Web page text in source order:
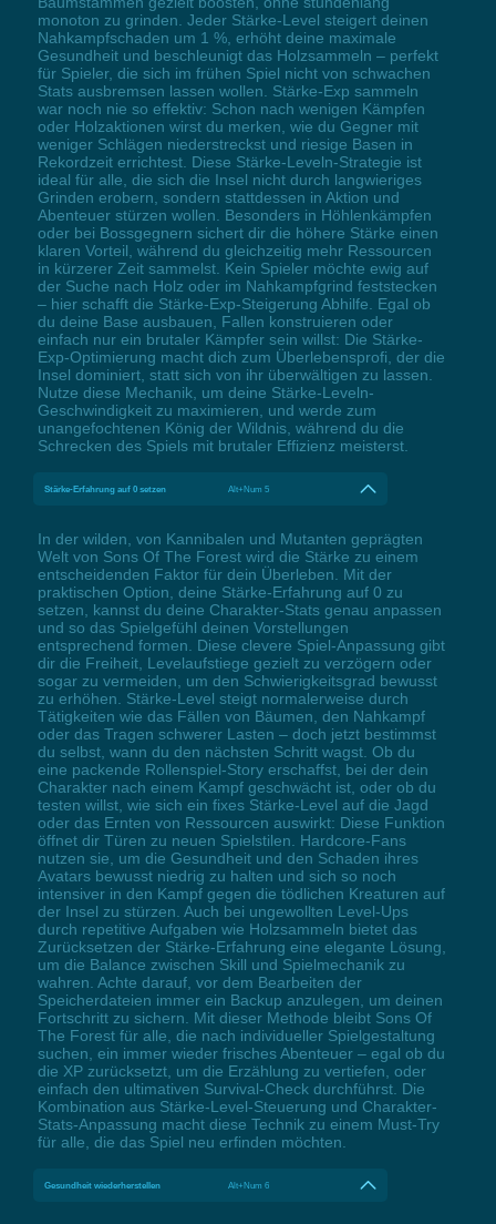
monoton zu grinden. Jeder Stärke-Level steigert deinen
Nahkampfschaden um 1 %, erhöht deine maximale
Gesundheit und beschleunigt das Holzsammeln – perfekt
für Spieler, die sich im frühen Spiel nicht von schwachen
Stats ausbremsen lassen wollen. Stärke-Exp sammeln
war noch nie so effektiv: Schon nach wenigen Kämpfen
oder Holzaktionen wirst du merken, wie du Gegner mit
weniger Schlägen niederstreckst und riesige Basen in
Rekordzeit errichtest. Diese Stärke-Leveln-Strategie ist
ideal für alle, die sich die Insel nicht durch langwieriges
Grinden erobern, sondern stattdessen in Aktion und
Abenteuer stürzen wollen. Besonders in Höhlenkämpfen
oder bei Bossgegnern sichert dir die höhere Stärke einen
klaren Vorteil, während du gleichzeitig mehr Ressourcen
in kürzerer Zeit sammelst. Kein Spieler möchte ewig auf
der Suche nach Holz oder im Nahkampfgrind feststecken
– hier schafft die Stärke-Exp-Steigerung Abhilfe. Egal ob
du deine Base ausbauen, Fallen konstruieren oder
einfach nur ein brutaler Kämpfer sein willst: Die Stärke-
Exp-Optimierung macht dich zum Überlebensprofi, der die
Insel dominiert, statt sich von ihr überwältigen zu lassen.
Nutze diese Mechanik, um deine Stärke-Leveln-
Geschwindigkeit zu maximieren, und werde zum
unangefochtenen König der Wildnis, während du die
Schrecken des Spiels mit brutaler Effizienz meisterst.
Stärke-Erfahrung auf 0 setzen Alt+Num 5
In der wilden, von Kannibalen und Mutanten geprägten
Welt von Sons Of The Forest wird die Stärke zu einem
entscheidenden Faktor für dein Überleben. Mit der
praktischen Option, deine Stärke-Erfahrung auf 0 zu
setzen, kannst du deine Charakter-Stats genau anpassen
und so das Spielgefühl deinen Vorstellungen
entsprechend formen. Diese clevere Spiel-Anpassung gibt
dir die Freiheit, Levelaufstiege gezielt zu verzögern oder
sogar zu vermeiden, um den Schwierigkeitsgrad bewusst
zu erhöhen. Stärke-Level steigt normalerweise durch
Tätigkeiten wie das Fällen von Bäumen, den Nahkampf
oder das Tragen schwerer Lasten – doch jetzt bestimmst
du selbst, wann du den nächsten Schritt wagst. Ob du
eine packende Rollenspiel-Story erschaffst, bei der dein
Charakter nach einem Kampf geschwächt ist, oder ob du
testen willst, wie sich ein fixes Stärke-Level auf die Jagd
oder das Ernten von Ressourcen auswirkt: Diese Funktion
öffnet dir Türen zu neuen Spielstilen. Hardcore-Fans
nutzen sie, um die Gesundheit und den Schaden ihres
Avatars bewusst niedrig zu halten und sich so noch
intensiver in den Kampf gegen die tödlichen Kreaturen auf
der Insel zu stürzen. Auch bei ungewollten Level-Ups
durch repetitive Aufgaben wie Holzsammeln bietet das
Zurücksetzen der Stärke-Erfahrung eine elegante Lösung,
um die Balance zwischen Skill und Spielmechanik zu
wahren. Achte darauf, vor dem Bearbeiten der
Speicherdateien immer ein Backup anzulegen, um deinen
Fortschritt zu sichern. Mit dieser Methode bleibt Sons Of
The Forest für alle, die nach individueller Spielgestaltung
suchen, ein immer wieder frisches Abenteuer – egal ob du
die XP zurücksetzt, um die Erzählung zu vertiefen, oder
einfach den ultimativen Survival-Check durchführst. Die
Kombination aus Stärke-Level-Steuerung und Charakter-
Stats-Anpassung macht diese Technik zu einem Must-Try
für alle, die das Spiel neu erfinden möchten.
Gesundheit wiederherstellen Alt+Num 6